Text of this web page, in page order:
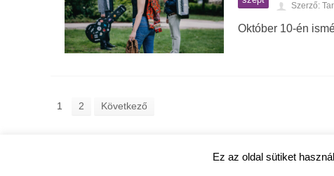
Szerző:
Október 10-én
1 2 Következő
Szerzői jogok|Adatkezelési
Ez az oldal sütiket